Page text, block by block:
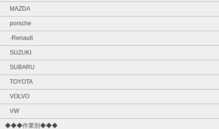
MAZDA
porsche
-Renault
SUZUKI
SUBARU
TOYOTA
VOLVO
VW
◆◆◆作業別◆◆◆